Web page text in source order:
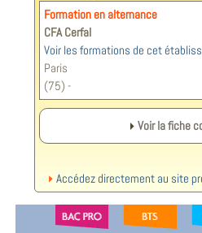
Formation en alternance
CFA Cerfal
Voir les formations de cet
Paris
(75) -
Voir la fiche
Accédez directement au site